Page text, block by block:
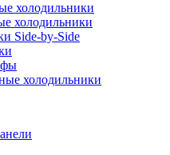
холодильники
холодильники
Side-by-Side
холодильники